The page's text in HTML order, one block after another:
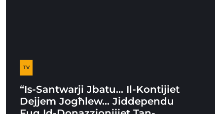
TV
“Is-Santwarji Jbatu… Il-Kontijiet
Dejjem Jogħlew… Jiddependu